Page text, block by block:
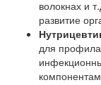
волокнах и
развитие
для